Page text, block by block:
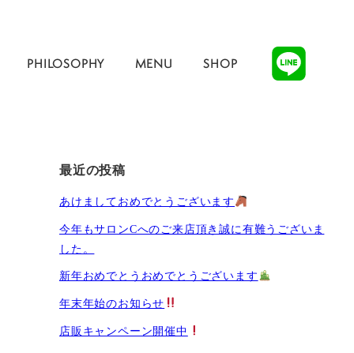
PHILOSOPHY MENU SHOP
最近の投稿
あけましておめでとうございます
今年もサロンCへのご来店頂き誠に有難うございま
した。
新年おめでとうおめでとうございます
年末年始のお知らせ
店販キャンペーン開催中